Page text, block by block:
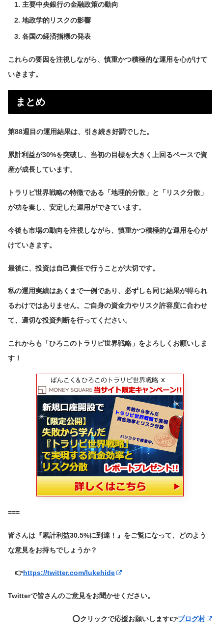
主要中央銀行の金融政策の動向
地政学的リスクの影響
各国の経済指標の発表
これらの要因を注視しながら、慎重かつ積極的な運用を心がけて
いきます。
まとめ
第88週目の運用結果は、引き続き好調でした。
累計利益が30%を突破し、当初の目標を大きく上回るペースで資
産が成長しています。
トラリピ世界戦略の特徴である「地理的分散」と「リスク分散」
が功を奏し、安定した運用ができています。
今後も市場の動向を注視しながら、慎重かつ積極的な運用を心が
けていきます。
最後に、投資は自己責任で行うことが大切です。
私の運用実績はあくまで一例であり、必ずしも同じ結果が得られ
るわけではありません。ご自身の資金力やリスク許容度に合わせ
て、適切な投資判断を行ってください。
これからも「ひろこのトラリピ世界戦略」をよろしくお願いしま
す！
===
皆さんは『累計利益30.5%に到達！』をご覧になって、どのよう
な意見をお持ちでしょうか？
👉https://twitter.com/lukehide
Twitterで皆さんのご意見をお聞かせください。
⭕️クリックで応援お願いします👉ブログ村